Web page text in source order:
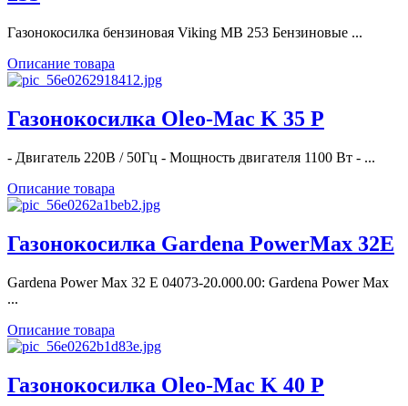
Газонокосилка бензиновая Viking MB 253 Бензиновые ...
Описание товара
Газонокосилка Oleo-Mac K 35 P
- Двигатель 220В / 50Гц - Мощность двигателя 1100 Вт - ...
Описание товара
Газонокосилка Gardena PowerMax 32E
Gardena Power Max 32 E 04073-20.000.00: Gardena Power Max
...
Описание товара
Газонокосилка Oleo-Mac K 40 P